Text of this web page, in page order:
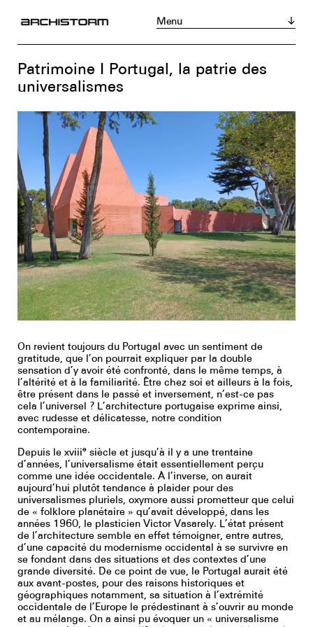
Menu
Actualités
Réalisations
Portraits
Tribunes
Chroniques
Produits
Événements
Zoom sur...
Instagram LinkedIn
Facebook
Youtube
Patrimoine I Portugal, la patrie des
universalismes
On revient toujours du Portugal avec un sentiment de
gratitude, que l’on pourrait expliquer par la double
sensation d’y avoir été confronté, dans le même temps, à
l’altérité et à la familiarité. Être chez soi et ailleurs à la fois,
être présent dans le passé et inversement, n’est-ce pas
cela l’universel ? L’architecture portugaise exprime ainsi,
avec rudesse et délicatesse, notre condition
contemporaine.
Depuis le xviiie siècle et jusqu’à il y a une trentaine
d’années, l’universalisme était essentiellement perçu
comme une idée occidentale. À l’inverse, on aurait
aujourd’hui plutôt tendance à plaider pour des
universalismes pluriels, oxymore aussi prometteur que celui
de « folklore planétaire » qu’avait développé, dans les
années 1960, le plasticien Victor Vasarely. L’état présent
de l’architecture semble en effet témoigner, entre autres,
d’une capacité du modernisme occidental à se survivre en
se fondant dans des situations et des contextes d’une
grande diversité. De ce point de vue, le Portugal aurait été
aux avant-postes, pour des raisons historiques et
géographiques notamment, sa situation à l’extrémité
occidentale de l’Europe le prédestinant à s’ouvrir au monde
et au mélange. On a ainsi pu évoquer un « universalisme